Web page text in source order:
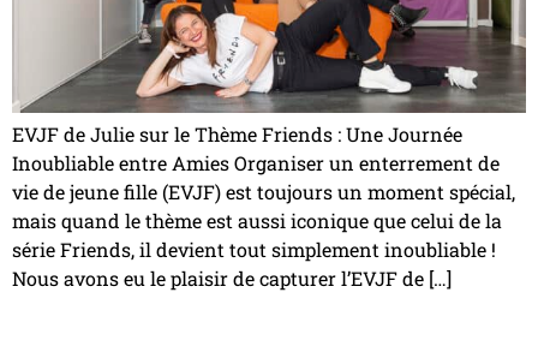
EVJF de Julie sur le Thème Friends : Une Journée
Inoubliable entre Amies Organiser un enterrement de
vie de jeune fille (EVJF) est toujours un moment spécial,
mais quand le thème est aussi iconique que celui de la
série Friends, il devient tout simplement inoubliable !
Nous avons eu le plaisir de capturer l’EVJF de […]